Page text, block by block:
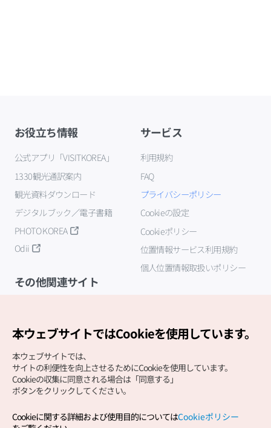
お役立ち情報
公式アプリ「VISITKOREA」
1330観光通訳案内
観光資料ダウンロード
デジタルブック／電子書籍
PHOTO KOREA
Odii
サービス
利用規約
FAQ
プライバシーポリシー
Cookieの設定
Cookieポリシー
位置情報サービス利用規約
個人位置情報取扱いポリシー
その他関連サイト
Copyright (c) Korea Tourism Organization All Rights
本ウェブサイトではCookieを使用しています。
本ウェブサイトでは、
サイトの利便性を向上させるためにCookieを使用しています。
Cookieの収集に同意される場合は「同意する」
ボタンをクリックしてください。
Cookieに関する詳細および使用目的についてはCookieポリシー